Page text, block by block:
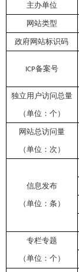
主办单位
网站类型
政府网站标识码
ICP备案号
独立用户访问总量
（单位：个）
网站总访问量
（单位：次）
信息发布
（单位：条）
专栏专题
（单位：个）